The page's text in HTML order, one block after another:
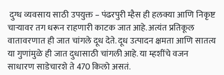
दुग्ध व्यवसाय साठी उपयुक्त – पंढरपुरी म्हैस ही हलक्या आणि निकृष्ट
चाऱ्यावर तग धरून राहणारी काटक जात आहे. अत्यंत प्रतिकूल
वातावरणात ही जात चांगले दूध देते. दूध उत्पादन क्षमता आणि सातत्य
या गुणांमुळे ही जात दुधासाठी चांगली आहे. या म्हशींचे वजन
साधारण साडेचारशे ते 470 किलो असतं.